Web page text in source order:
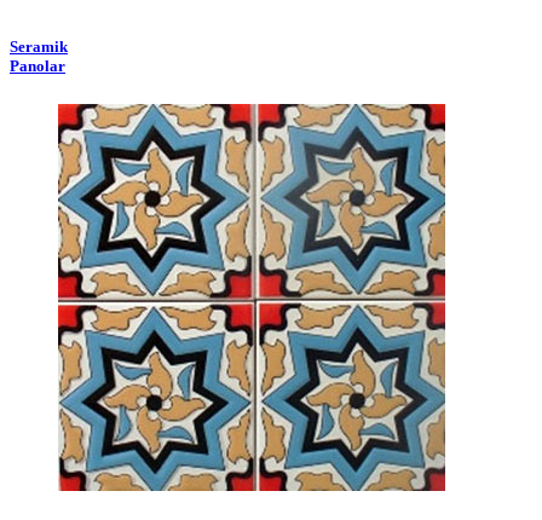
Seramik
Panolar